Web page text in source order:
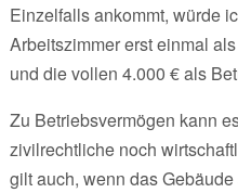
Einzelfalls ankommt, würde
Arbeitszimmer erst einmal
und die vollen 4.000 € als
Zu Betriebsvermögen kann
zivilrechtliche noch
gilt auch, wenn das